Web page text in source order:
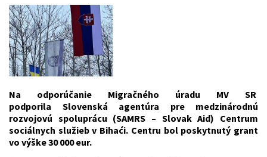
Na odporúčanie Migračného úradu MV SR
podporila Slovenská agentúra pre medzinárodnú
rozvojovú spoluprácu (SAMRS – Slovak Aid) Centrum
sociálnych služieb v Bihaći. Centru bol poskytnutý grant
vo výške 30 000 eur.